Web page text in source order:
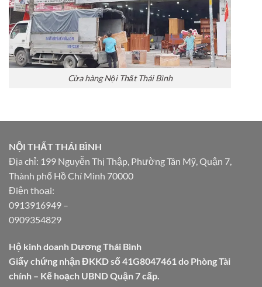
Cửa hàng Nội Thất Thái Bình
NỘI THẤT THÁI BÌNH
Địa chỉ: 199 Nguyễn Thị Thập, Phường Tân Mỹ, Quận 7,
Thành phố Hồ Chí Minh 70000
Điện thoại:
0913916949 –
0909354829
Hộ kinh doanh Dương Thái Bình
Giấy chứng nhận ĐKKD số 41G8047461 do Phòng Tài
chính – Kế hoạch UBND Quận 7 cấp.